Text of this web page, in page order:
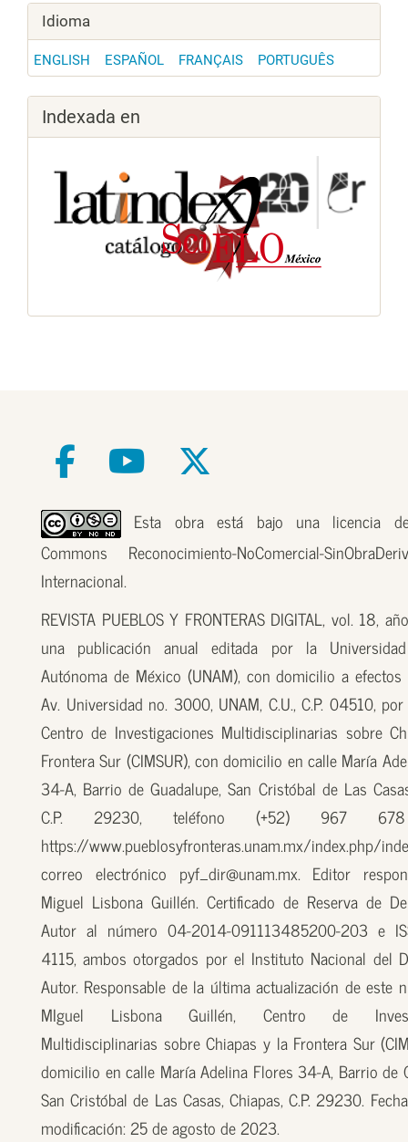
Idioma
ENGLISH ESPAÑOL FRANÇAIS PORTUGUÊS
Indexada en
Esta obra está bajo una licencia
Commons Reconocimiento-NoComercial-
Internacional.
REVISTA PUEBLOS Y FRONTERAS DIGITAL, vol. 18,
una publicación anual editada por la
Autónoma de México (UNAM), con domicilio a
Av. Universidad no. 3000, UNAM, C.U., C.P. 04510,
Centro de Investigaciones Multidisciplinarias sobre
Frontera Sur (CIMSUR), con domicilio en calle María
34-A, Barrio de Guadalupe, San Cristóbal de Las
C.P. 29230, teléfono (+52) 967
https://www.pueblosyfronteras.unam.mx/index.php/
correo electrónico pyf_dir@unam.mx. Editor
Miguel Lisbona Guillén. Certificado de Reserva de
Autor al número 04-2014-091113485200-203 e
4115, ambos otorgados por el Instituto Nacional del
Autor. Responsable de la última actualización de este
MIguel Lisbona Guillén, Centro de
Multidisciplinarias sobre Chiapas y la Frontera Sur
domicilio en calle María Adelina Flores 34-A, Barrio de
San Cristóbal de Las Casas, Chiapas, C.P. 29230.
modificación: 25 de agosto de 2023.